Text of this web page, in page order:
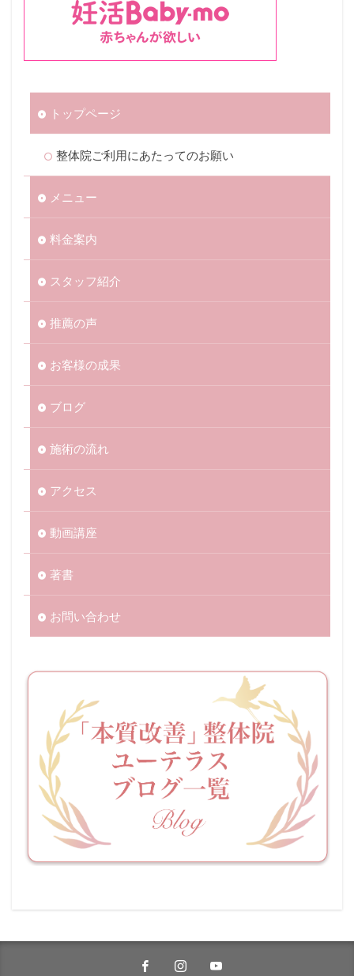
トップページ
整体院ご利用にあたってのお願い
メニュー
料金案内
スタッフ紹介
推薦の声
お客様の成果
ブログ
施術の流れ
アクセス
動画講座
著書
お問い合わせ